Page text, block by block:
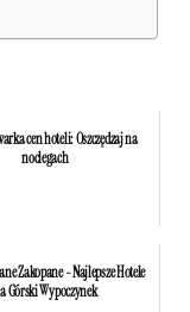
cen hoteli: Oszczędzaj na
noclegach
Zakopane - Najlepsze Hotele
Górski Wypoczynek